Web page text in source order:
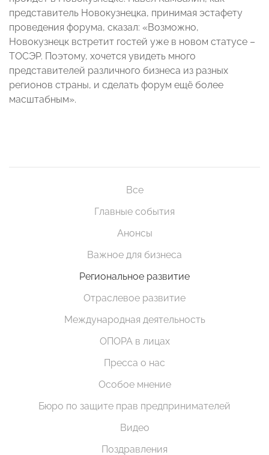
представитель Новокузнецка, принимая эстафету
проведения форума, сказал: «Возможно,
Новокузнецк встретит гостей уже в новом статусе –
ТОСЭР. Поэтому, хочется увидеть много
представителей различного бизнеса из разных
регионов страны, и сделать форум ещё более
масштабным».
Все
Главные события
Анонсы
Важное для бизнеса
Региональное развитие
Отраслевое развитие
Международная деятельность
ОПОРА в лицах
Пресса о нас
Особое мнение
Бюро по защите прав предпринимателей
Видео
Поздравления